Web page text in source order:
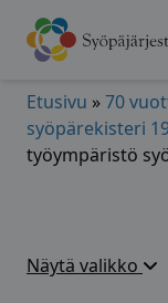
Hyppää
sisältöön
Etusivu »70
syöpärekisteri
työympäristö
Näytä valikko